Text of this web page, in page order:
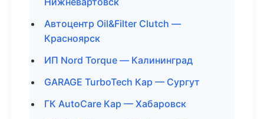
Автоцентр Oil&Filter Clutch —
Красноярск
ИП Nord Torque — Калининград
GARAGE TurboTech Кар — Сургут
ГК AutoCare Кар — Хабаровск